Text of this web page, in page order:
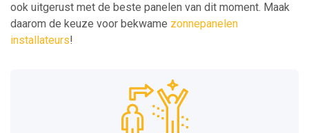
ook uitgerust met de beste panelen van dit moment. Maak
daarom de keuze voor bekwame zonnepanelen
installateurs!